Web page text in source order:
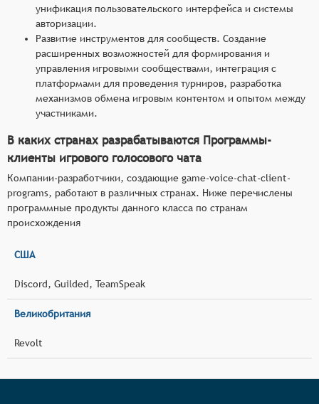
унификация пользовательского интерфейса и системы
авторизации.
Развитие инструментов для сообществ. Создание
расширенных возможностей для формирования и
управления игровыми сообществами, интеграция с
платформами для проведения турниров, разработка
механизмов обмена игровым контентом и опытом между
участниками.
В каких странах разрабатываются Программы-
клиенты игрового голосового чата
Компании-разработчики, создающие game-voice-chat-client-
programs, работают в различных странах. Ниже перечислены
программные продукты данного класса по странам
происхождения
США
Discord, Guilded, TeamSpeak
Великобритания
Revolt